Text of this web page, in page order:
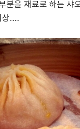
분을 재료로 하는 샤
상....